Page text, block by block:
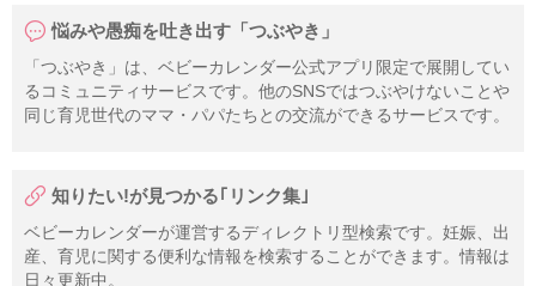
悩みや愚痴を吐き出す「つぶやき」
「つぶやき」は、ベビーカレンダー公式アプリ限定で展開してい
るコミュニティサービスです。他のSNSではつぶやけないことや
同じ育児世代のママ・パパたちとの交流ができるサービスです。
知りたい!が見つかる｢リンク集｣
ベビーカレンダーが運営するディレクトリ型検索です。妊娠、出
産、育児に関する便利な情報を検索することができます。情報は
日々更新中。